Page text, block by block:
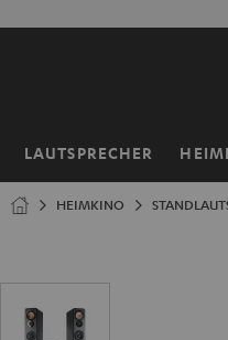
LAUTSPRECHER
Startseite
HEIMKINO